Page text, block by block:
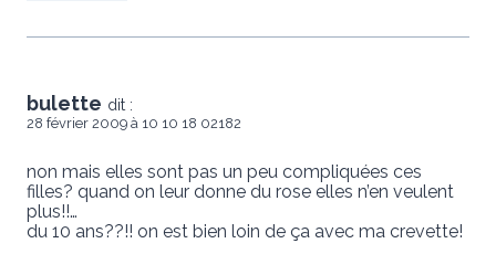
bulette dit :
28 février 2009 à 10 10 18 02182
non mais elles sont pas un peu compliquées ces
filles? quand on leur donne du rose elles n’en veulent
plus!!…
du 10 ans??!! on est bien loin de ça avec ma crevette!